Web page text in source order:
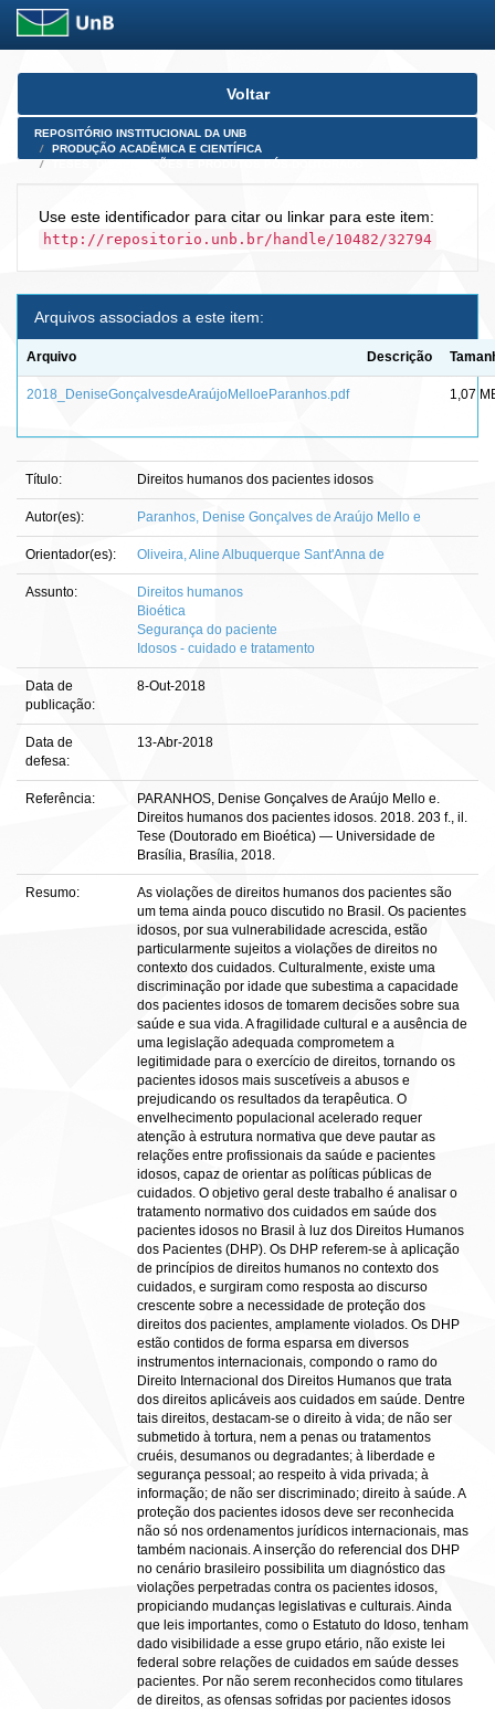
Skip
Voltar
REPOSITÓRIO INSTITUCIONAL DA UNB
PRODUÇÃO ACADÊMICA E CIENTÍFICA
Use este identificador para citar ou linkar para este item:
http://repositorio.unb.br/handle/10482/32794
Arquivos associados a este item:
Arquivo Descrição
2018_DeniseGonçalvesdeAraújoMelloeParanhos.pdf 1,07
Título: Direitos humanos dos pacientes idosos
Autor(es): Paranhos, Denise Gonçalves de Araújo Mello e
Orientador(es): Oliveira, Aline Albuquerque Sant'Anna de
Assunto:
Direitos humanos
Bioética
Segurança do paciente
Idosos - cuidado e tratamento
Data de
publicação:
8-Out-2018
Data de
defesa:
13-Abr-2018
Referência:
PARANHOS, Denise Gonçalves de Araújo Mello e.
Direitos humanos dos pacientes idosos. 2018. 203 f., il.
Tese (Doutorado em Bioética) — Universidade de
Brasília, Brasília, 2018.
Resumo:
As violações de direitos humanos dos pacientes são
um tema ainda pouco discutido no Brasil. Os pacientes
idosos, por sua vulnerabilidade acrescida, estão
particularmente sujeitos a violações de direitos no
contexto dos cuidados. Culturalmente, existe uma
discriminação por idade que subestima a capacidade
dos pacientes idosos de tomarem decisões sobre sua
saúde e sua vida. A fragilidade cultural e a ausência de
uma legislação adequada comprometem a
legitimidade para o exercício de direitos, tornando os
pacientes idosos mais suscetíveis a abusos e
prejudicando os resultados da terapêutica. O
envelhecimento populacional acelerado requer
atenção à estrutura normativa que deve pautar as
relações entre profissionais da saúde e pacientes
idosos, capaz de orientar as políticas públicas de
cuidados. O objetivo geral deste trabalho é analisar o
tratamento normativo dos cuidados em saúde dos
pacientes idosos no Brasil à luz dos Direitos Humanos
dos Pacientes (DHP). Os DHP referem-se à aplicação
de princípios de direitos humanos no contexto dos
cuidados, e surgiram como resposta ao discurso
crescente sobre a necessidade de proteção dos
direitos dos pacientes, amplamente violados. Os DHP
estão contidos de forma esparsa em diversos
instrumentos internacionais, compondo o ramo do
Direito Internacional dos Direitos Humanos que trata
dos direitos aplicáveis aos cuidados em saúde. Dentre
tais direitos, destacam-se o direito à vida; de não ser
submetido à tortura, nem a penas ou tratamentos
cruéis, desumanos ou degradantes; à liberdade e
segurança pessoal; ao respeito à vida privada; à
informação; de não ser discriminado; direito à saúde. A
proteção dos pacientes idosos deve ser reconhecida
não só nos ordenamentos jurídicos internacionais, mas
também nacionais. A inserção do referencial dos DHP
no cenário brasileiro possibilita um diagnóstico das
violações perpetradas contra os pacientes idosos,
propiciando mudanças legislativas e culturais. Ainda
que leis importantes, como o Estatuto do Idoso, tenham
dado visibilidade a esse grupo etário, não existe lei
federal sobre relações de cuidados em saúde desses
pacientes. Por não serem reconhecidos como titulares
de direitos, as ofensas sofridas por pacientes idosos